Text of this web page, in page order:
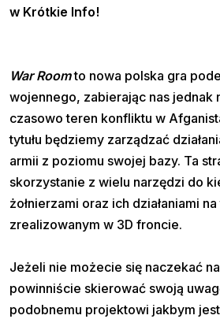
w Krótkie Info!
War Roomto nowa polska gra
wojennego, zabierając nas jednak
czasowo teren konfliktu w
tytułu będziemy zarządzać
armii z poziomu swojej bazy. Ta
skorzystanie z wielu narzędzi do
żołnierzami oraz ich działaniami
zrealizowanym w 3D froncie.
Jeżeli nie możecie się naczekać na
powinniście skierować swoją
podobnemu projektowi jakbym